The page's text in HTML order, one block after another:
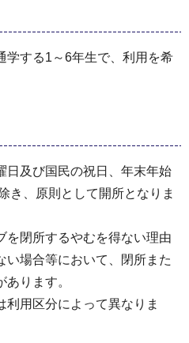
学する1～6年生で、利用を希
日及び国民の祝日、年末年始
き、原則として開所となりま
を閉所するやむを得ない理由
い場合等において、閉所また
ります。
利用区分によって異なりま